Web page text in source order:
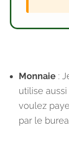
Monnaie :
utilise aussi
voulez
par le